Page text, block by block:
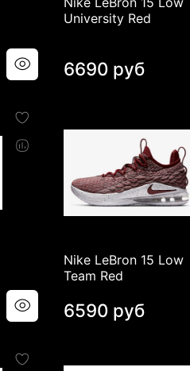
University Red
6690 руб
Nike LeBron 15 Low
Team Red
6590 руб